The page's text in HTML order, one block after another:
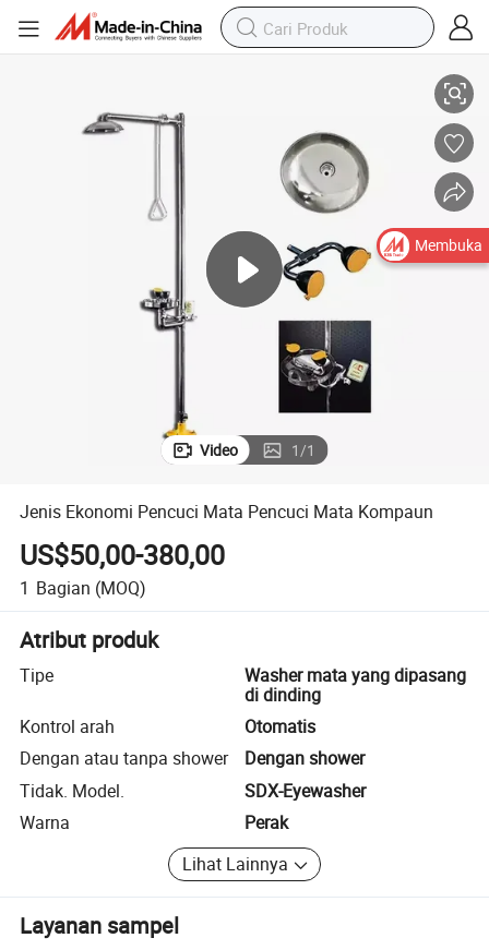
Video 1/1
Jenis Ekonomi Pencuci Mata Pencuci Mata Kompaun
US$50,00-380,00
1 Bagian (MOQ)
Atribut produk
Tipe
Washer mata yang dipasang
di dinding
Kontrol arah
Otomatis
Dengan atau tanpa shower
Dengan shower
Tidak. Model.
SDX-Eyewasher
Warna
Perak
Lihat Lainnya
Layanan sampel
Membuka